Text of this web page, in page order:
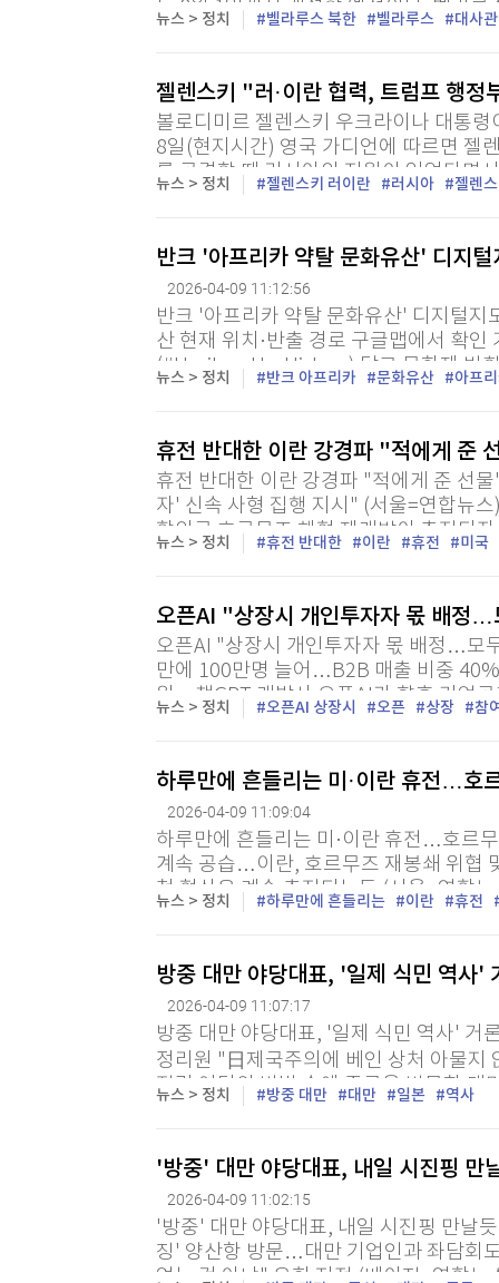
는 8월 1일까지 개설할 예정이다. 벨라
공보를 인용해 알렉산드르 투르친 총리
뉴스 > 정치 벨라루스 북한 벨라루스 대사관
젤렌스키 "러·이란 협력, 트럼프 행
볼로디미르 젤렌스키 우크라이나 대통
8일(현지시간) 영국 가디언에 따르면 젤
를 공격할 때 러시아의 지원이 있었다면
뉴스 > 정치 젤렌스키 러이란 러시아 젤렌
반크 '아프리카 약탈 문화유산' 디지
2026-04-09 11:12:56
반크 '아프리카 약탈 문화유산' 디지털
산 현재 위치·반출 경로 구글맵에서 확인
(#HeritageHasHistory) 달고 문화재 반
이버 외교사절단 반크(단장 박기태)가
뉴스 > 정치 반크 아프리카 문화유산 아프
휴전 반대한 이란 강경파 "적에게 준
휴전 반대한 이란 강경파 "적에게 준 선
자' 신속 사형 집행 지시" (서울=연합뉴
합의로 호르무즈 해협 재개방이 추진되
다. 영국 BBC 방송은 8일(현지시간) 최근
뉴스 > 정치 휴전 반대한 이란 휴전 미국
오픈AI "상장시 개인투자자 몫 배정
오픈AI "상장시 개인투자자 몫 배정…모
만에 100만명 늘어…B2B 매출 비중
원 = 챗GPT 개발사 오픈AI가 향후 기업
배정할 계획이라고 밝혔다. 새러 프라이
뉴스 > 정치 오픈AI 상장시 오픈 상장 참
하루만에 흔들리는 미·이란 휴전…호
2026-04-09 11:09:04
하루만에 흔들리는 미·이란 휴전…호르
계속 공습…이란, 호르무즈 재봉쇄 위협
첫 협상은 계속 추진되는듯 (서울=연합
표 바로 다음 날인 9일(현지시간) 상대방
뉴스 > 정치 하루만에 흔들리는 이란 휴전
방중 대만 야당대표, '일제 식민 역
2026-04-09 11:07:17
방중 대만 야당대표, '일제 식민 역사'
정리원 "日제국주의에 베인 상처 아물지
집권 여당의 반발 속에 중국을 방문한 대
역사를 이례적으로 언급했다. 친일 성향
뉴스 > 정치 방중 대만 대만 일본 역사
'방중' 대만 야당대표, 내일 시진핑
2026-04-09 11:02:15
'방중' 대만 야당대표, 내일 시진핑 만날
징' 양산항 방문…대만 기업인과 좌담회
얻는 것 아냐" 우회 지적 (베이징=연합